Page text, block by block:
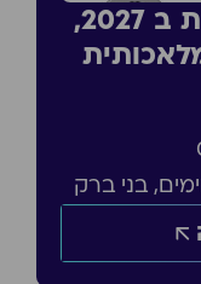
סדנה: העסקה מסחרית ב 2027,
בני ברק